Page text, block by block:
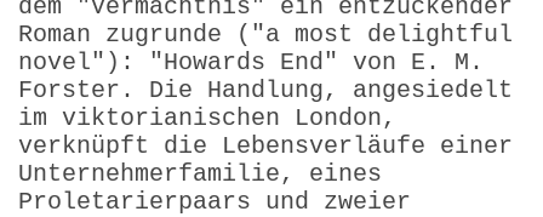
dem "Vermächtnis" ein entzückender
Roman zugrunde ("a most delightful
novel"): "Howards End" von E. M.
Forster. Die Handlung, angesiedelt
im viktorianischen London,
verknüpft die Lebensverläufe einer
Unternehmerfamilie, eines
Proletarierpaars und zweier